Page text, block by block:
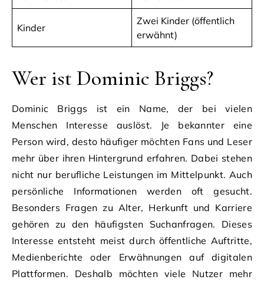
Kinder
Zwei Kinder (öffentlich
erwähnt)
Wer ist Dominic Briggs?
Dominic Briggs ist ein Name, der bei vielen
Menschen Interesse auslöst. Je bekannter eine
Person wird, desto häufiger möchten Fans und Leser
mehr über ihren Hintergrund erfahren. Dabei stehen
nicht nur berufliche Leistungen im Mittelpunkt. Auch
persönliche Informationen werden oft gesucht.
Besonders Fragen zu Alter, Herkunft und Karriere
gehören zu den häufigsten Suchanfragen. Dieses
Interesse entsteht meist durch öffentliche Auftritte,
Medienberichte oder Erwähnungen auf digitalen
Plattformen. Deshalb möchten viele Nutzer mehr